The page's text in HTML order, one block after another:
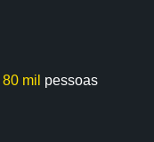
80 mil pessoas